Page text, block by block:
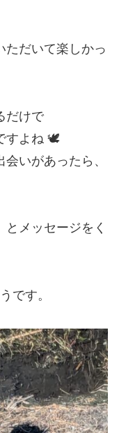
ただいて楽しかっ
だけで
すよね 🕊️
いがあったら、
メッセージをく
です。